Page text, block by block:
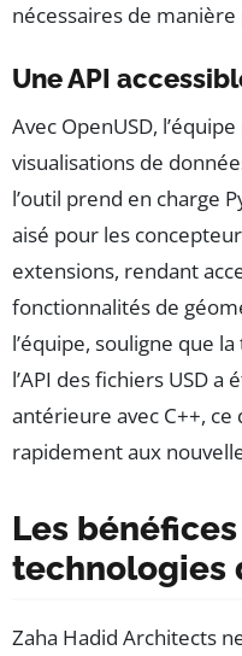
nécessaires de
Une API
Avec OpenUSD,
visualisations de
l’outil prend en charge
aisé pour les
extensions, rendant
fonctionnalités de
l’équipe, souligne que
l’API des fichiers USD
antérieure avec C++, ce
rapidement aux
Les
technologies
Zaha Hadid Architects